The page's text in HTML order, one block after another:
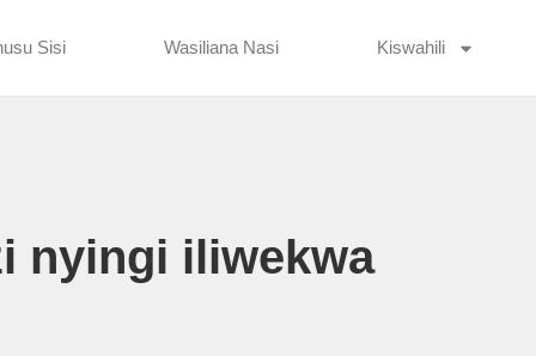
Sisi Wasiliana Nasi Kiswahili
nyingi iliwekwa